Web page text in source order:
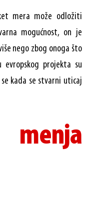
mera može odložiti
mogućnost, on je
nego zbog onoga što
evropskog projekta su
kada se stvarni uticaj